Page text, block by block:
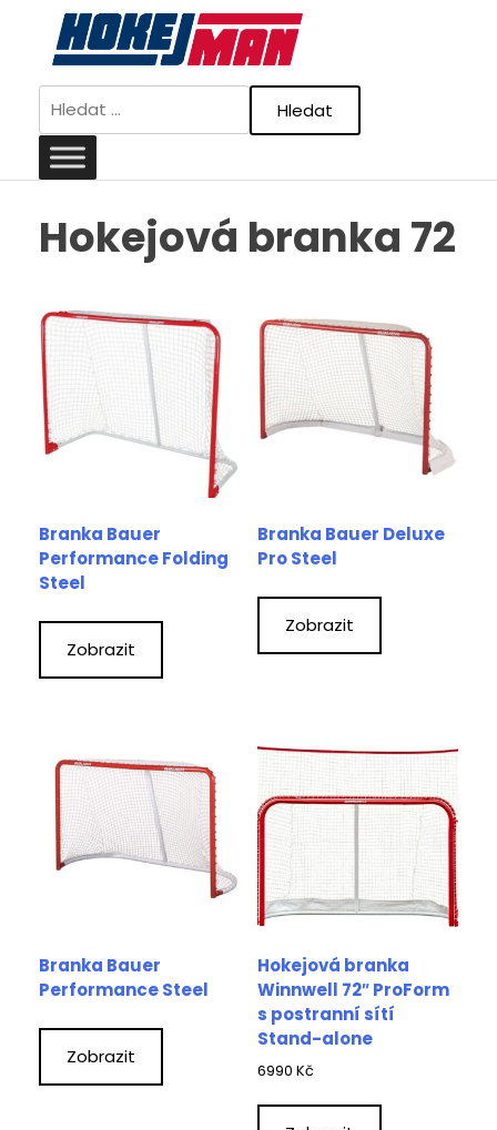
content
Vyhledávání
Hokejová branka 72
Branka Bauer
Performance Folding
Steel
Zobrazit
Branka Bauer Deluxe
Pro Steel
Zobrazit
Branka Bauer
Performance Steel
Zobrazit
Hokejová branka
Winnwell 72″ ProForm
s postranní sítí
Stand-alone
6990 Kč